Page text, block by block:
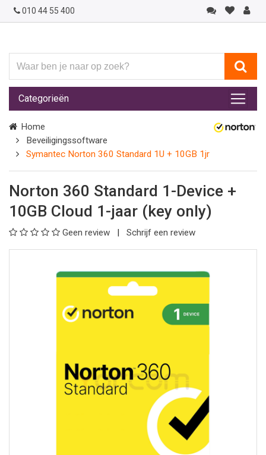
010 44 55 400
ben
je
naar
op
zoek?
Categorieën
Home
Beveiligingssoftware
Symantec Norton 360 Standard 1U + 10GB 1jr
Norton 360 Standard 1-Device +
10GB Cloud 1-jaar (key only)
Geen review Schrijf een review